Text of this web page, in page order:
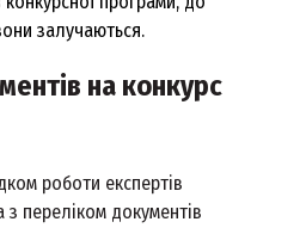
залучаються.
на конкурс
роботи експертів
переліком документів